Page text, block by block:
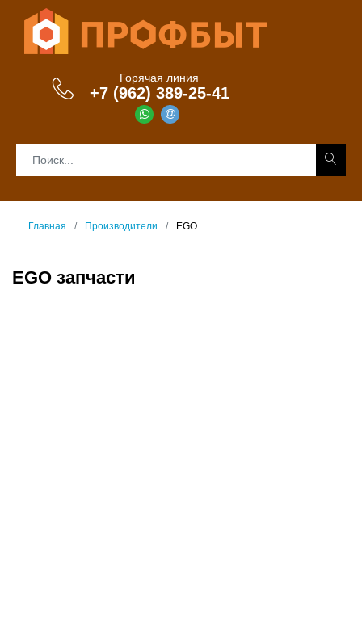
Горячая линия
+7 (962) 389-25-41
Главная Производители EGO
EGO запчасти